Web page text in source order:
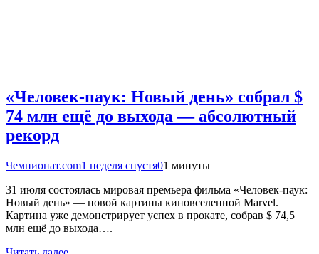
«Человек-паук: Новый день» собрал $
74 млн ещё до выхода — абсолютный
рекорд
Чемпионат.com1 неделя спустя01 минуты
31 июля состоялась мировая премьера фильма «Человек-паук:
Новый день» — новой картины киновселенной Marvel.
Картина уже демонстрирует успех в прокате, собрав $ 74,5
млн ещё до выхода….